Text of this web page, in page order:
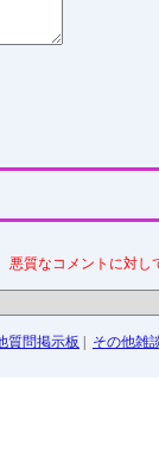
質なコメントに対し
質問掲示板 その他雑